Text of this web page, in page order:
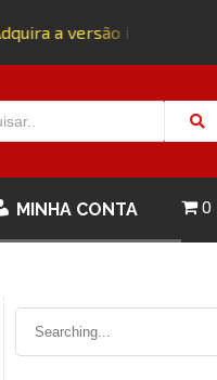
a versão impressa da
MINHA CONTA 0